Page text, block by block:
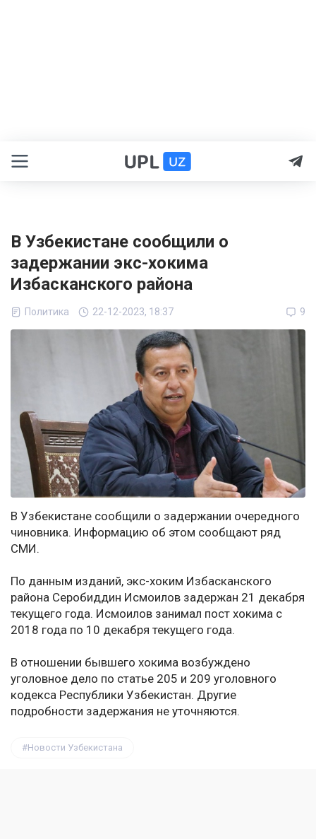
В Узбекистане сообщили о
задержании экс-хокима
Избасканского района
Политика 22-12-2023, 18:37 9
В Узбекистане сообщили о задержании очередного
чиновника. Информацию об этом сообщают ряд
СМИ.
По данным изданий, экс-хоким Избасканского
района Серобиддин Исмоилов задержан 21 декабря
текущего года. Исмоилов занимал пост хокима с
2018 года по 10 декабря текущего года.
В отношении бывшего хокима возбуждено
уголовное дело по статье 205 и 209 уголовного
кодекса Республики Узбекистан. Другие
подробности задержания не уточняются.
Новости Узбекистана